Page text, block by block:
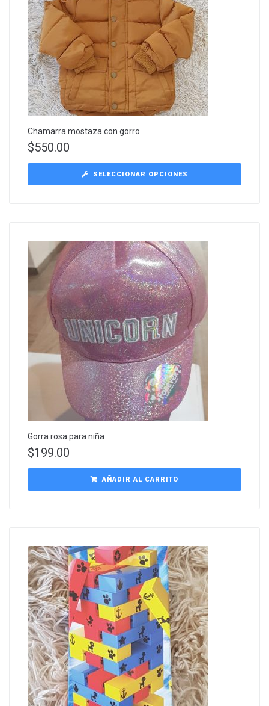
Chamarra mostaza con gorro
$550.00
SELECCIONAR OPCIONES
Gorra rosa para niña
$199.00
AÑADIR AL CARRITO